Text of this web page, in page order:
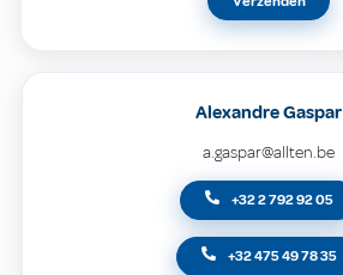
Alexandre Gaspar
a.gaspar@allten.be
+32 2 792 92 05
+32 475 49 78 35